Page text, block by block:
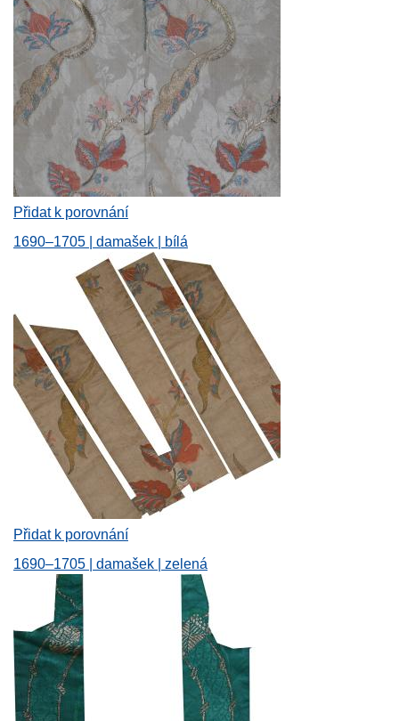
Přidat k porovnání
1690–1705 | damašek | bílá
Přidat k porovnání
1690–1705 | damašek | zelená